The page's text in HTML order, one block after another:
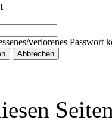
verlorenes Passwort